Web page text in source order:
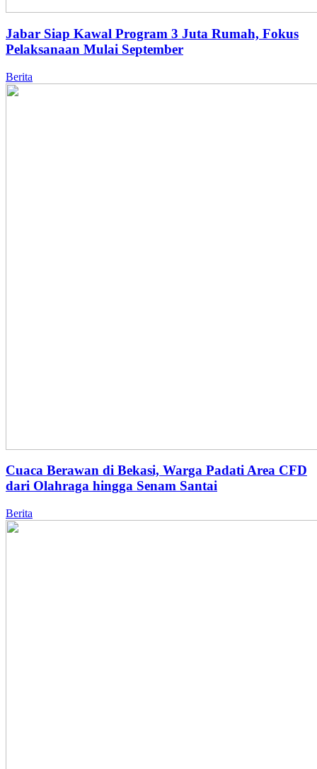
Jabar Siap Kawal Program 3 Juta Rumah, Fokus
Pelaksanaan Mulai September
Berita
Cuaca Berawan di Bekasi, Warga Padati Area CFD
dari Olahraga hingga Senam Santai
Berita